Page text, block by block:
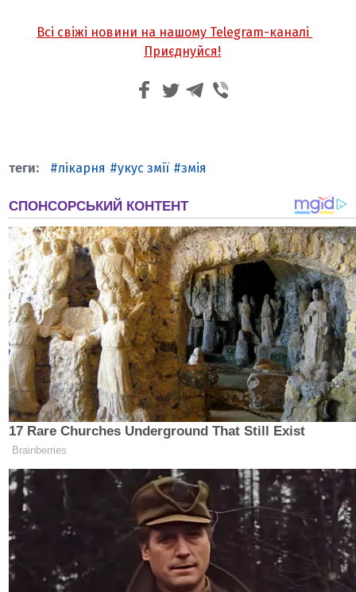
Всі свіжі новини на нашому Telegram-каналі
Приєднуйся!
лікарня укус змії змія